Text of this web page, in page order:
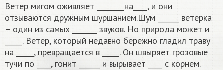
Ветер мигом оживляет ________на____, и они
отзываются дружным шуршанием.Шум ______ ветерка
– один из самых _______ звуков. Но природа может и
_____. Ветер, который недавно бережно гладил траву
на _____, превращается в _____. Он швыряет грозовые
тучи по ____, гонит ______ и вырывает ____ с корнем.